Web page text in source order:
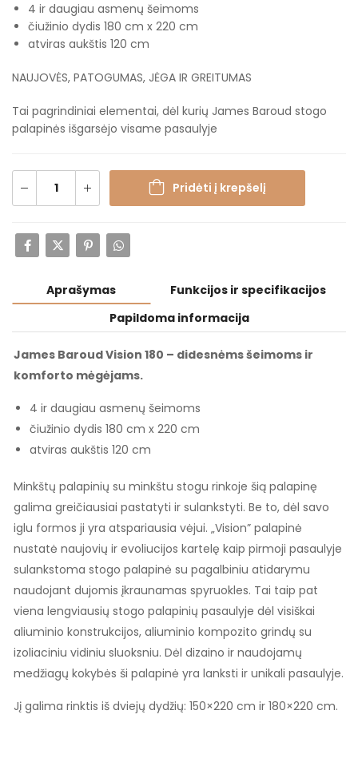
4 ir daugiau asmenų šeimoms
čiužinio dydis 180 cm x 220 cm
atviras aukštis 120 cm
NAUJOVĖS, PATOGUMAS, JĖGA IR GREITUMAS
Tai pagrindiniai elementai, dėl kurių James Baroud stogo
palapinės išgarsėjo visame pasaulyje
Pridėti į krepšelį
Aprašymas
Funkcijos ir specifikacijos
Papildoma informacija
James Baroud Vision 180 – didesnėms šeimoms ir
komforto mėgėjams.
4 ir daugiau asmenų šeimoms
čiužinio dydis 180 cm x 220 cm
atviras aukštis 120 cm
Minkštų palapinių su minkštu stogu rinkoje šią palapinę
galima greičiausiai pastatyti ir sulankstyti. Be to, dėl savo
iglu formos ji yra atspariausia vėjui. „Vision” palapinė
nustatė naujovių ir evoliucijos kartelę kaip pirmoji pasaulyje
sulankstoma stogo palapinė su pagalbiniu atidarymu
naudojant dujomis įkraunamas spyruokles. Tai taip pat
viena lengviausių stogo palapinių pasaulyje dėl visiškai
aliuminio konstrukcijos, aliuminio kompozito grindų su
izoliaciniu vidiniu sluoksniu. Dėl dizaino ir naudojamų
medžiagų kokybės ši palapinė yra lanksti ir unikali pasaulyje.
Jį galima rinktis iš dviejų dydžių: 150×220 cm ir 180×220 cm.